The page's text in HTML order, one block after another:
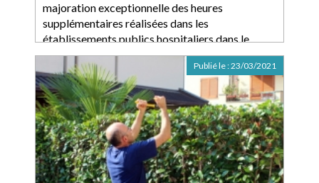
majoration exceptionnelle des heures
supplémentaires réalisées dans les
établissements publics hospitaliers dans le
contexte de la lutte contre l'épidémie de covid-
19
Publié le :23/03/2021